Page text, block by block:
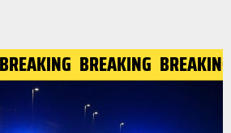
BREAKING BREAKING BREAKING